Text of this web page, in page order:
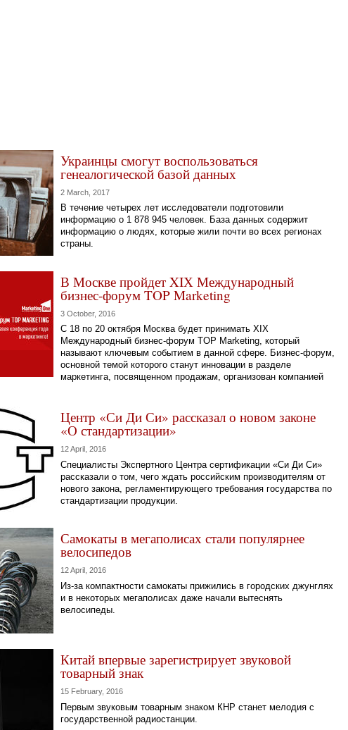
Украинцы смогут воспользоваться
генеалогической базой данных
2 March, 2017
В течение четырех лет исследователи подготовили
информацию о 1 878 945 человек. База данных содержит
информацию о людях, которые жили почти во всех регионах
страны.
В Москве пройдет XIХ Международный
бизнес-форум TOP Marketing
3 October, 2016
С 18 по 20 октября Москва будет принимать XIХ
Международный бизнес-форум TOP Marketing, который
называют ключевым событием в данной сфере. Бизнес-форум,
основной темой которого станут инновации в разделе
маркетинга, посвященном продажам, организован компанией
Центр «Си Ди Си» рассказал о новом законе
«О стандартизации»
12 April, 2016
Специалисты Экспертного Центра сертификации «Си Ди Си»
рассказали о том, чего ждать российским производителям от
нового закона, регламентирующего требования государства по
стандартизации продукции.
Самокаты в мегаполисах стали популярнее
велосипедов
12 April, 2016
Из-за компактности самокаты прижились в городских джунглях
и в некоторых мегаполисах даже начали вытеснять
велосипеды.
Китай впервые зарегистрирует звуковой
товарный знак
15 February, 2016
Первым звуковым товарным знаком КНР станет мелодия с
государственной радиостанции.